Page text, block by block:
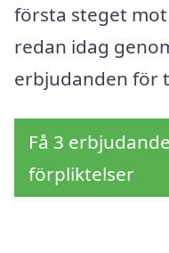
första steget
redan idag
erbjudanden för
Få 3
förpliktelser